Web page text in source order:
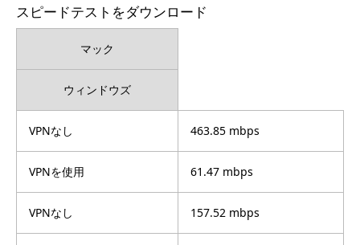
スピードテストをダウンロード
マック
ウィンドウズ
VPNなし 463.85 mbps
VPNを使用 61.47 mbps
VPNなし 157.52 mbps